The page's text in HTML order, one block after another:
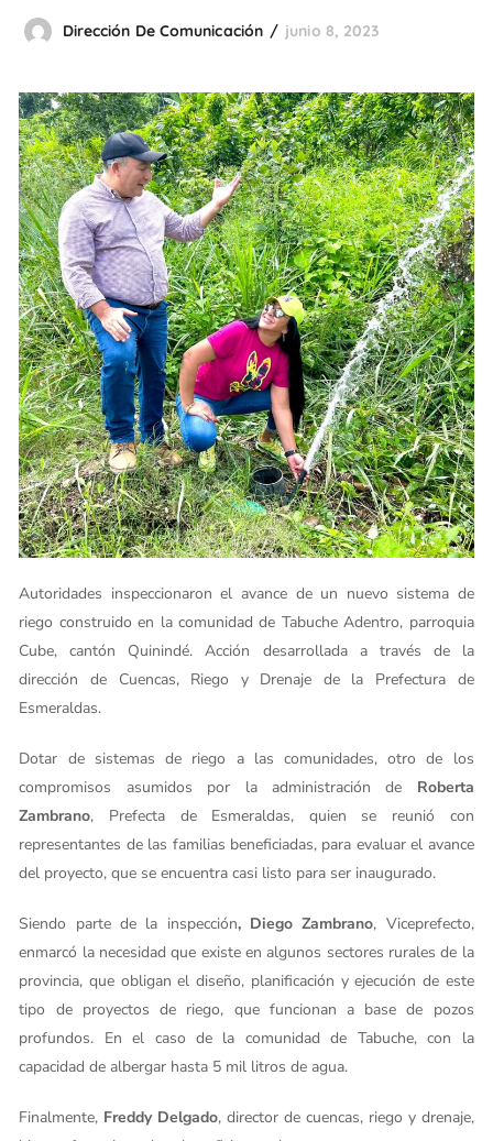
Dirección De Comunicación junio 8, 2023
Autoridades inspeccionaron el avance de un nuevo sistema de
riego construido en la comunidad de Tabuche Adentro, parroquia
Cube, cantón Quinindé. Acción desarrollada a través de la
dirección de Cuencas, Riego y Drenaje de la Prefectura de
Esmeraldas.
Dotar de sistemas de riego a las comunidades, otro de los
compromisos asumidos por la administración de Roberta
Zambrano, Prefecta de Esmeraldas, quien se reunió con
representantes de las familias beneficiadas, para evaluar el avance
del proyecto, que se encuentra casi listo para ser inaugurado.
Siendo parte de la inspección, Diego Zambrano, Viceprefecto,
enmarcó la necesidad que existe en algunos sectores rurales de la
provincia, que obligan el diseño, planificación y ejecución de este
tipo de proyectos de riego, que funcionan a base de pozos
profundos. En el caso de la comunidad de Tabuche, con la
capacidad de albergar hasta 5 mil litros de agua.
Finalmente, Freddy Delgado, director de cuencas, riego y drenaje,